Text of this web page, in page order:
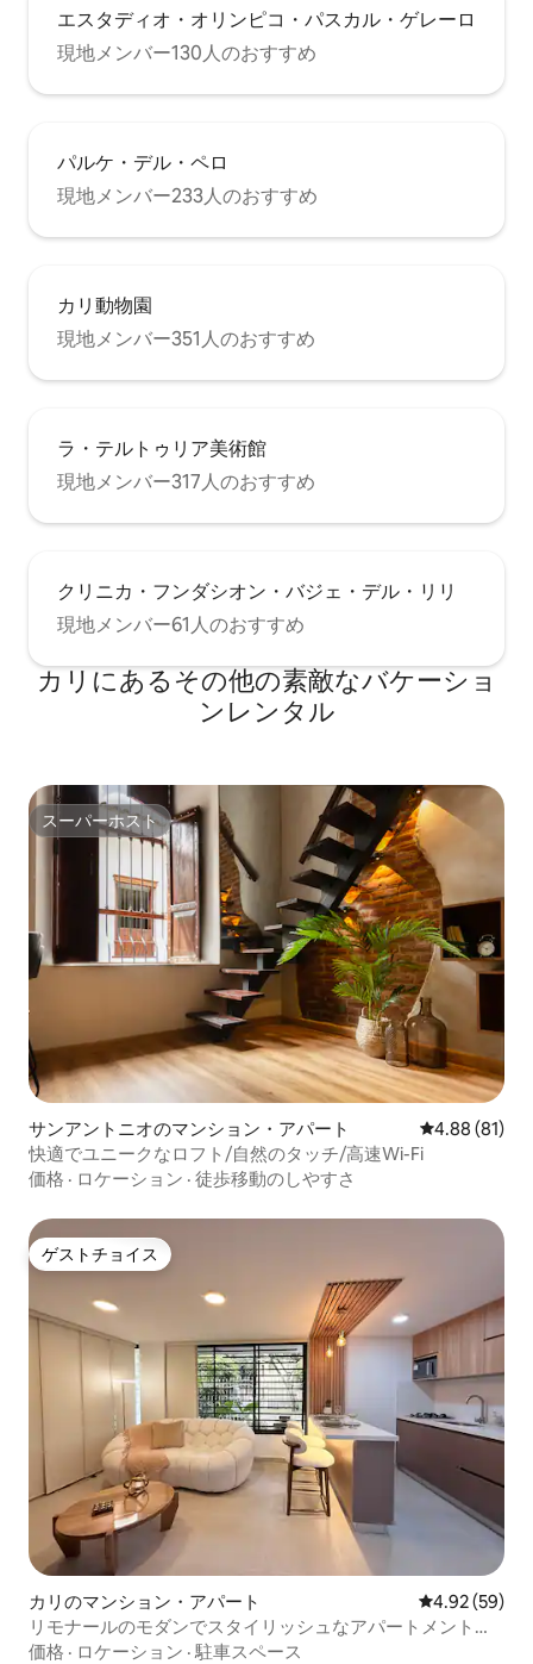
エスタディオ・オリンピコ・パスカル・ゲレーロ
現地メンバー130人のおすすめ
パルケ・デル・ペロ
現地メンバー233人のおすすめ
カリ動物園
現地メンバー351人のおすすめ
ラ・テルトゥリア美術館
現地メンバー317人のおすすめ
クリニカ・フンダシオン・バジェ・デル・リリ
現地メンバー61人のおすすめ
カリにあるその他の素敵なバケーショ
ンレンタル
スーパーホスト
スーパーホスト
サンアントニオのマンション・アパート レビュー81
4.88 (81)
快適でユニークなロフト/自然のタッチ/高速Wi-Fi
価格 · ロケーション · 徒歩移動のしやすさ
ゲストチョイス
ゲストチョイス
カリのマンション・アパート レビュー59
4.92 (59)
リモナールのモダンでスタイリッシュなアパートメントを
ご覧ください
価格 · ロケーション ·駐車スペース